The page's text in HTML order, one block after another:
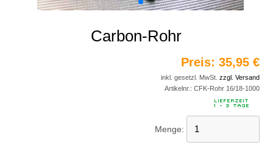
Carbon-Rohr
Preis: 35,95 €
inkl. gesetzl. MwSt. zzgl. Versand
Artikelnr.: CFK-Rohr 16/18-1000
Menge: